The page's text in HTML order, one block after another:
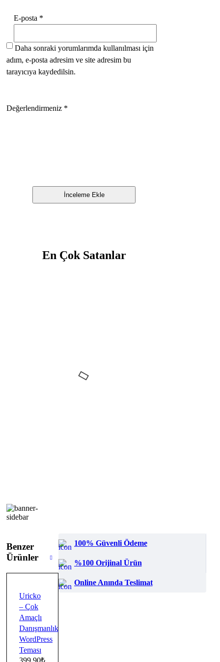
Değerlendirmeniz *
E-posta *
Daha sonraki yorumlarımda kullanılması için
adım, e-posta adresim ve site adresim bu
tarayıcıya kaydedilsin.
En Çok Satanlar
Benzer
Ürünler
Uricko
– Çok
Amaçlı
Danışmanlık
WordPress
Teması
100% Güvenli Ödeme
%100 Orijinal Ürün
Online Anında Teslimat